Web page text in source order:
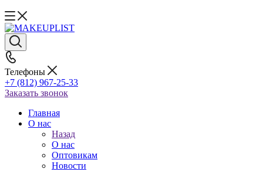
Телефоны
+7 (812) 967-25-33
Заказать звонок
Главная
О нас
Назад
О нас
Оптовикам
Новости